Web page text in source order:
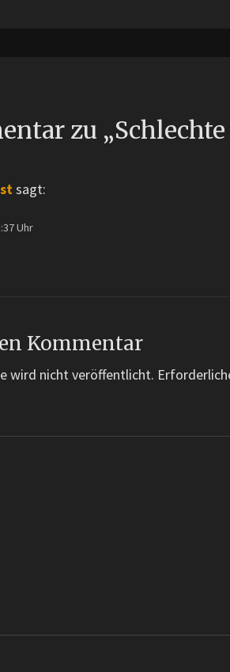
zu „
sagt:
Uhr
Kommentar
wird nicht veröffentlicht.